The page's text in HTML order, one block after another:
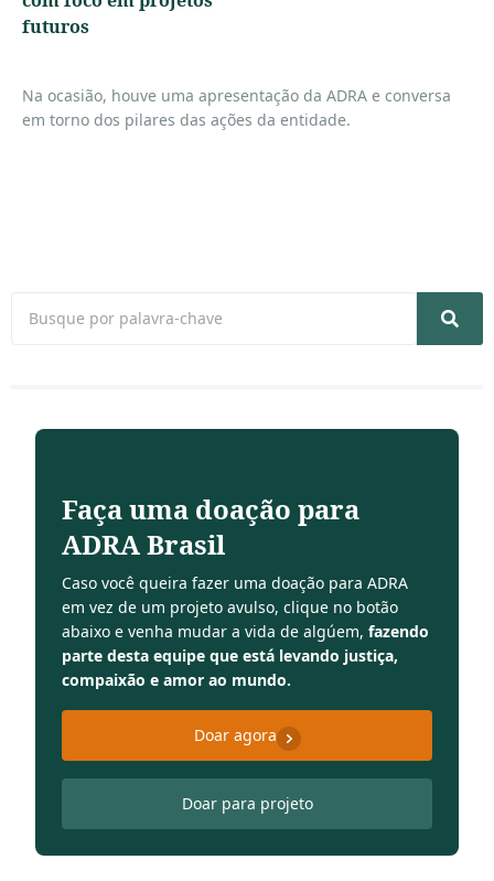
futuros
Na ocasião, houve uma apresentação da ADRA e conversa
em torno dos pilares das ações da entidade.
Faça uma doação para
ADRA Brasil
Caso você queira fazer uma doação para ADRA
em vez de um projeto avulso, clique no botão
abaixo e venha mudar a vida de algúem, fazendo
parte desta equipe que está levando justiça,
compaixão e amor ao mundo.
Doar agora
Doar para projeto